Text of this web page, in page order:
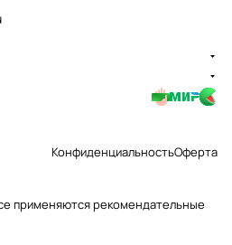
КонфиденциальностьОферта
применяютсярекомендательные